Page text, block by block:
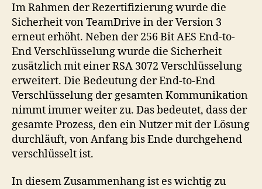
Im Rahmen der Rezertifizierung wurde die
Sicherheit von TeamDrive in der Version 3
erneut erhöht. Neben der 256 Bit AES End-to-
End Verschlüsselung wurde die Sicherheit
zusätzlich mit einer RSA 3072 Verschlüsselung
erweitert. Die Bedeutung der End-to-End
Verschlüsselung der gesamten Kommunikation
nimmt immer weiter zu. Das bedeutet, dass der
gesamte Prozess, den ein Nutzer mit der Lösung
durchläuft, von Anfang bis Ende durchgehend
verschlüsselt ist.
In diesem Zusammenhang ist es wichtig zu